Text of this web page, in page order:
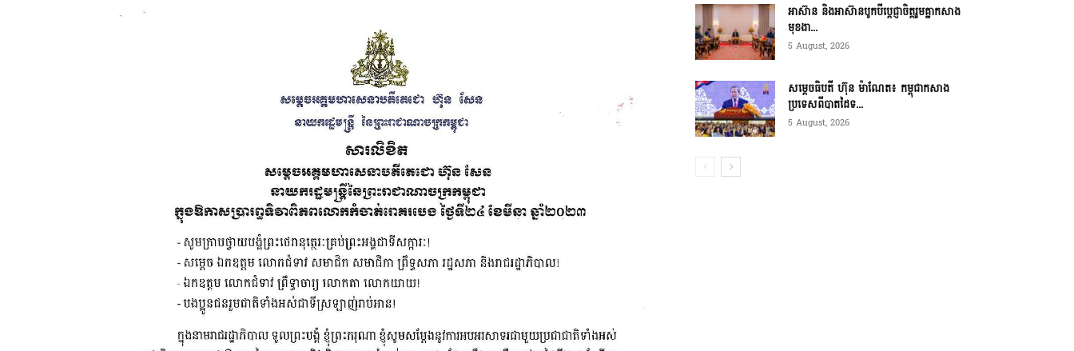
ប្រតិកម្ម
រហ័ស
អាស៊ាន និងអាស៊ានបូកបីប្តេជ្ញាចិត្តរួមគ្នាកសាង
មុខងា...
5 August, 2026
សម្ដេចធិបតី ហ៊ុន ម៉ាណែត៖ កម្ពុជាកសាង
ប្រទេសពីបាតដៃទ...
5 August, 2026